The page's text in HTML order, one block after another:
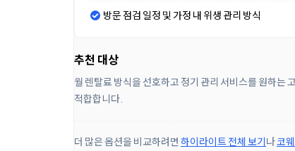
방문 점검 일정 및 가정 내 위생 관리 방식
추천 대상
월 렌탈료 방식을 선호하고 정기 관리 서비스를 원하는
적합합니다.
더 많은 옵션을 비교하려면 하이라이트 전체 보기나코